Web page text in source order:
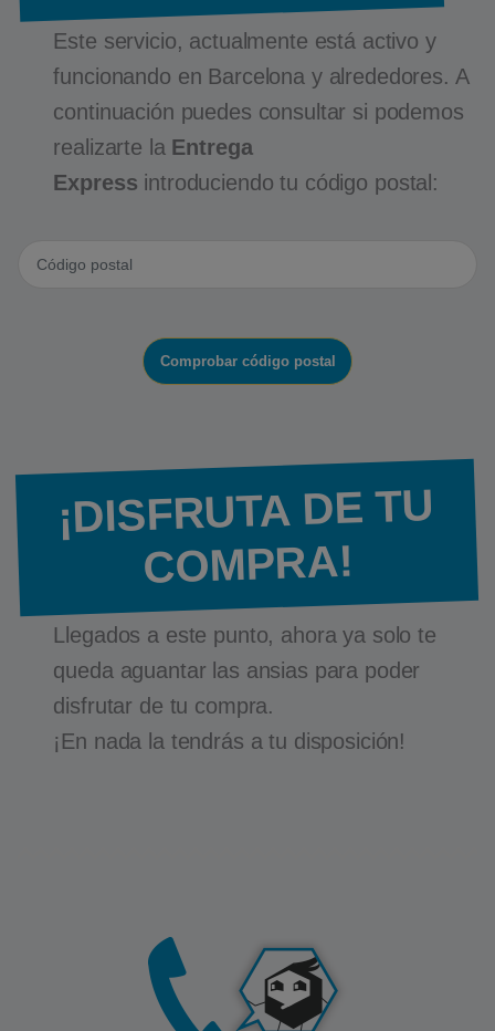
Este servicio, actualmente está activo y
funcionando en Barcelona y alrededores. A
continuación puedes consultar si podemos
realizarte la Entrega
Express introduciendo tu código postal:
Comprobar código postal
¡DISFRUTA DE TU
COMPRA!
Llegados a este punto, ahora ya solo te
queda aguantar las ansias para poder
disfrutar de tu compra.
¡En nada la tendrás a tu disposición!